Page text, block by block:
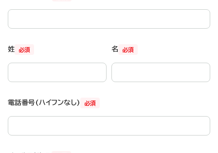
必須
姓 必須
名
必須
電話番号(ハイフンなし)